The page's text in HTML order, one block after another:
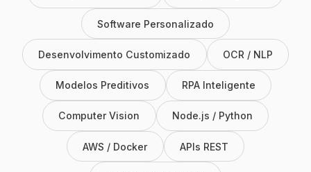
Software Personalizado
Desenvolvimento Customizado OCR / NLP
Modelos Preditivos RPA Inteligente
Computer Vision Node.js / Python
AWS / Docker APIs REST